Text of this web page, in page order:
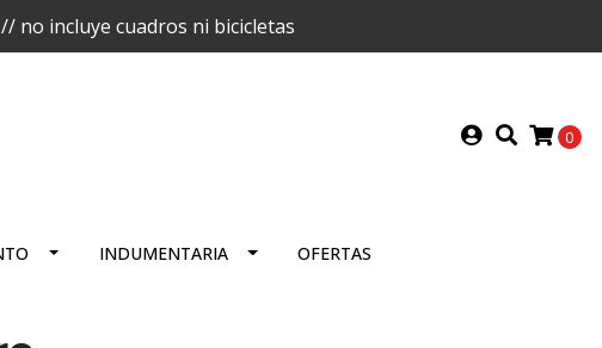
no incluye cuadros ni bicicletas
0
INDUMENTARIA OFERTAS